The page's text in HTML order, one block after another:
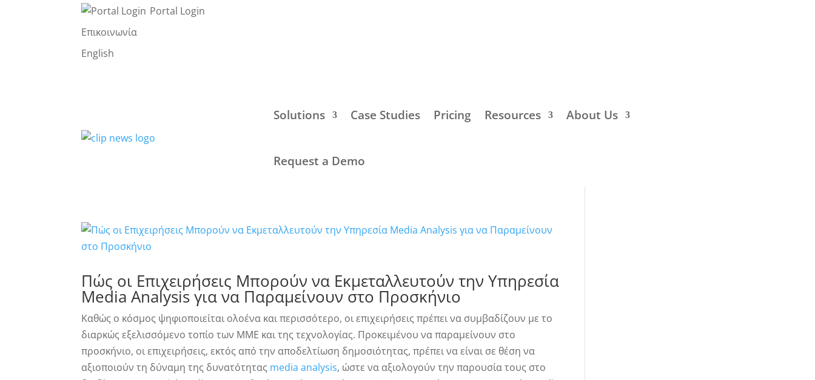
Portal Login
Επικοινωνία
English
Solutions Case Studies Pricing Resources About Us
Request a Demo
Πώς οι Επιχειρήσεις Μπορούν να Εκμεταλλευτούν την Υπηρεσία
Media Analysis για να Παραμείνουν στο Προσκήνιο
Καθώς ο κόσμος ψηφιοποιείται ολοένα και περισσότερο, οι επιχειρήσεις πρέπει να συμβαδίζουν με το
διαρκώς εξελισσόμενο τοπίο των ΜΜΕ και της τεχνολογίας. Προκειμένου να παραμείνουν στο
προσκήνιο, οι επιχειρήσεις, εκτός από την αποδελτίωση δημοσιότητας, πρέπει να είναι σε θέση να
αξιοποιούν τη δύναμη της δυνατότητας media analysis, ώστε να αξιολογούν την παρουσία τους στο